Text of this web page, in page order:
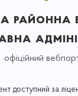
районна в
офіційний
доступний за